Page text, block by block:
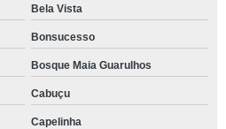
Bela Vista
Bonsucesso
Bosque Maia Guarulhos
Cabuçu
Capelinha